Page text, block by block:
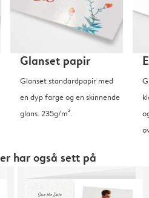
Glanset papir
Glanset standardpapir med
en dyp farge og en skinnende
glans. 235g/m².
har også sett på